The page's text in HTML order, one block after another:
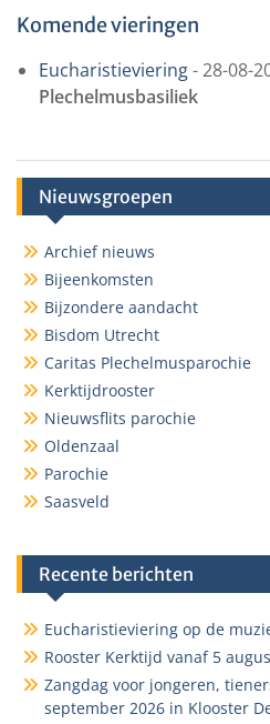
Komende vieringen
Eucharistieviering- 28-08-
Plechelmusbasiliek
Nieuwsgroepen
Archief nieuws
Bijeenkomsten
Bijzondere aandacht
Bisdom Utrecht
Caritas Plechelmusparochie
Kerktijdrooster
Nieuwsflits parochie
Oldenzaal
Parochie
Saasveld
Recente berichten
Eucharistieviering op de
Rooster Kerktijd vanaf 5
Zangdag voor jongeren,
september 2026 in Klooster